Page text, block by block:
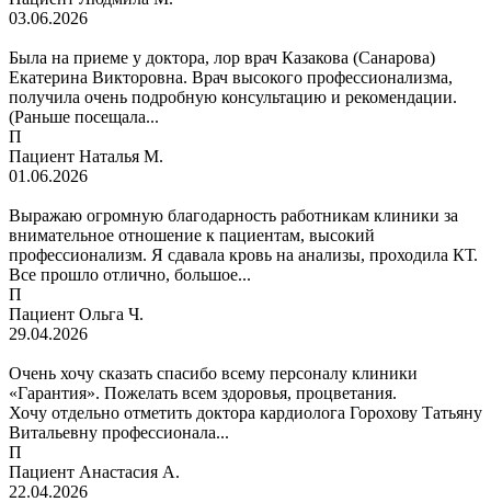
03.06.2026
Была на приеме у доктора, лор врач Казакова (Санарова)
Екатерина Викторовна. Врач высокого профессионализма,
получила очень подробную консультацию и рекомендации.
(Раньше посещала...
П
Пациент Наталья М.
01.06.2026
Выражаю огромную благодарность работникам клиники за
внимательное отношение к пациентам, высокий
профессионализм. Я сдавала кровь на анализы, проходила КТ.
Все прошло отлично, большое...
П
Пациент Ольга Ч.
29.04.2026
Очень хочу сказать спасибо всему персоналу клиники
«Гарантия». Пожелать всем здоровья, процветания.
Хочу отдельно отметить доктора кардиолога Горохову Татьяну
Витальевну профессионала...
П
Пациент Анастасия А.
22.04.2026